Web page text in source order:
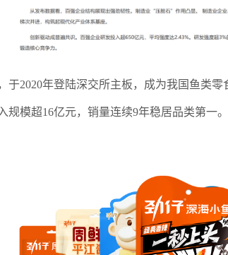
2020年登陆深交所主板，成为我国鱼类
模超16亿元，销量连续9年稳居品类第一